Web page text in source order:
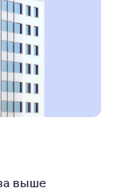
выше